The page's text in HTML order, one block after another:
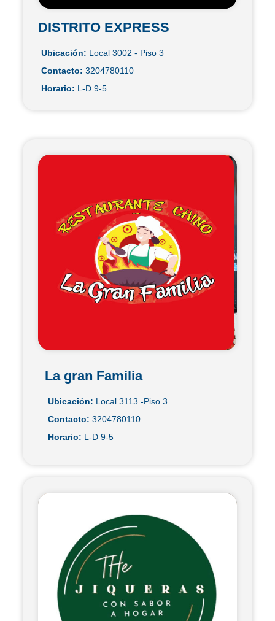
DISTRITO EXPRESS
Ubicación: Local 3002 - Piso 3
Contacto: 3204780110
Horario: L-D 9-5
La gran Familia
Ubicación: Local 3113 -Piso 3
Contacto: 3204780110
Horario: L-D 9-5